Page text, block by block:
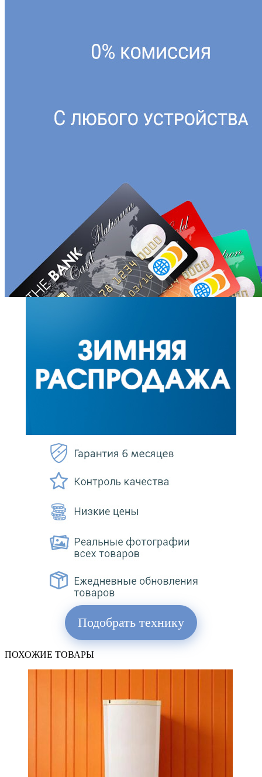
Подобрать технику
ПОХОЖИЕ ТОВАРЫ